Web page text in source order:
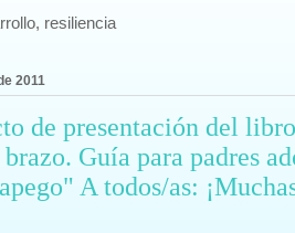
resiliencia
2011
de presentación del
Guía para padres
A todos/as: